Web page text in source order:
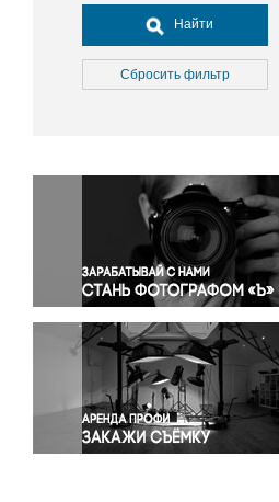
Досуг, туризм и отдых
Культура
Медицина
Окружающая среда
Политика
Правосудие
Происшествия и конфликты
Религия
Светская жизнь
Спорт
Экология
Экономика и бизнес
Найти
Сбросить фильтр